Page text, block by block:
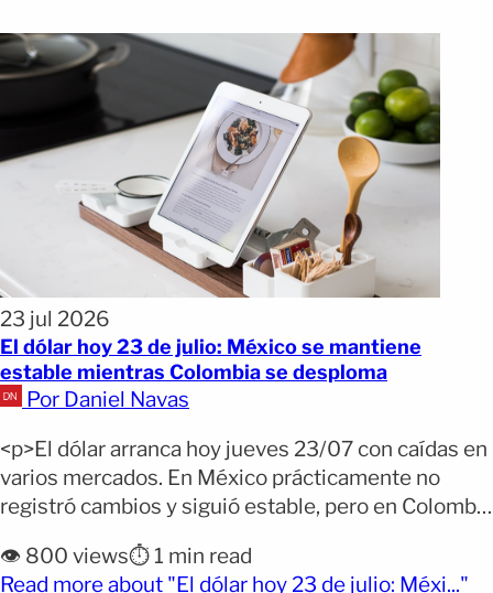
23 jul 2026
El dólar hoy 23 de julio: México se mantiene
estable mientras Colombia se desploma
Por Daniel Navas
<p>El dólar arranca hoy jueves 23/07 con caídas en
varios mercados. En México prácticamente no
registró cambios y siguió estable, pero en Colombia
niveles más bajos de las últimas semanas. En
👁️ 800 views⏱️ 1 min read
Read more about "El dólar hoy 23 de julio: Méxi..."